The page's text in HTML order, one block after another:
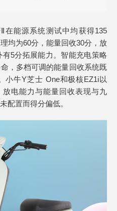
在能源系统测试中均获得135
均为60分，能量回收30分，放
5分拓展能力。智能充电策略
，多档可调的能量回收系统既
小牛Y芝士 One和极核EZ1i以
电能力与能量回收表现与九
配置而得分偏低。